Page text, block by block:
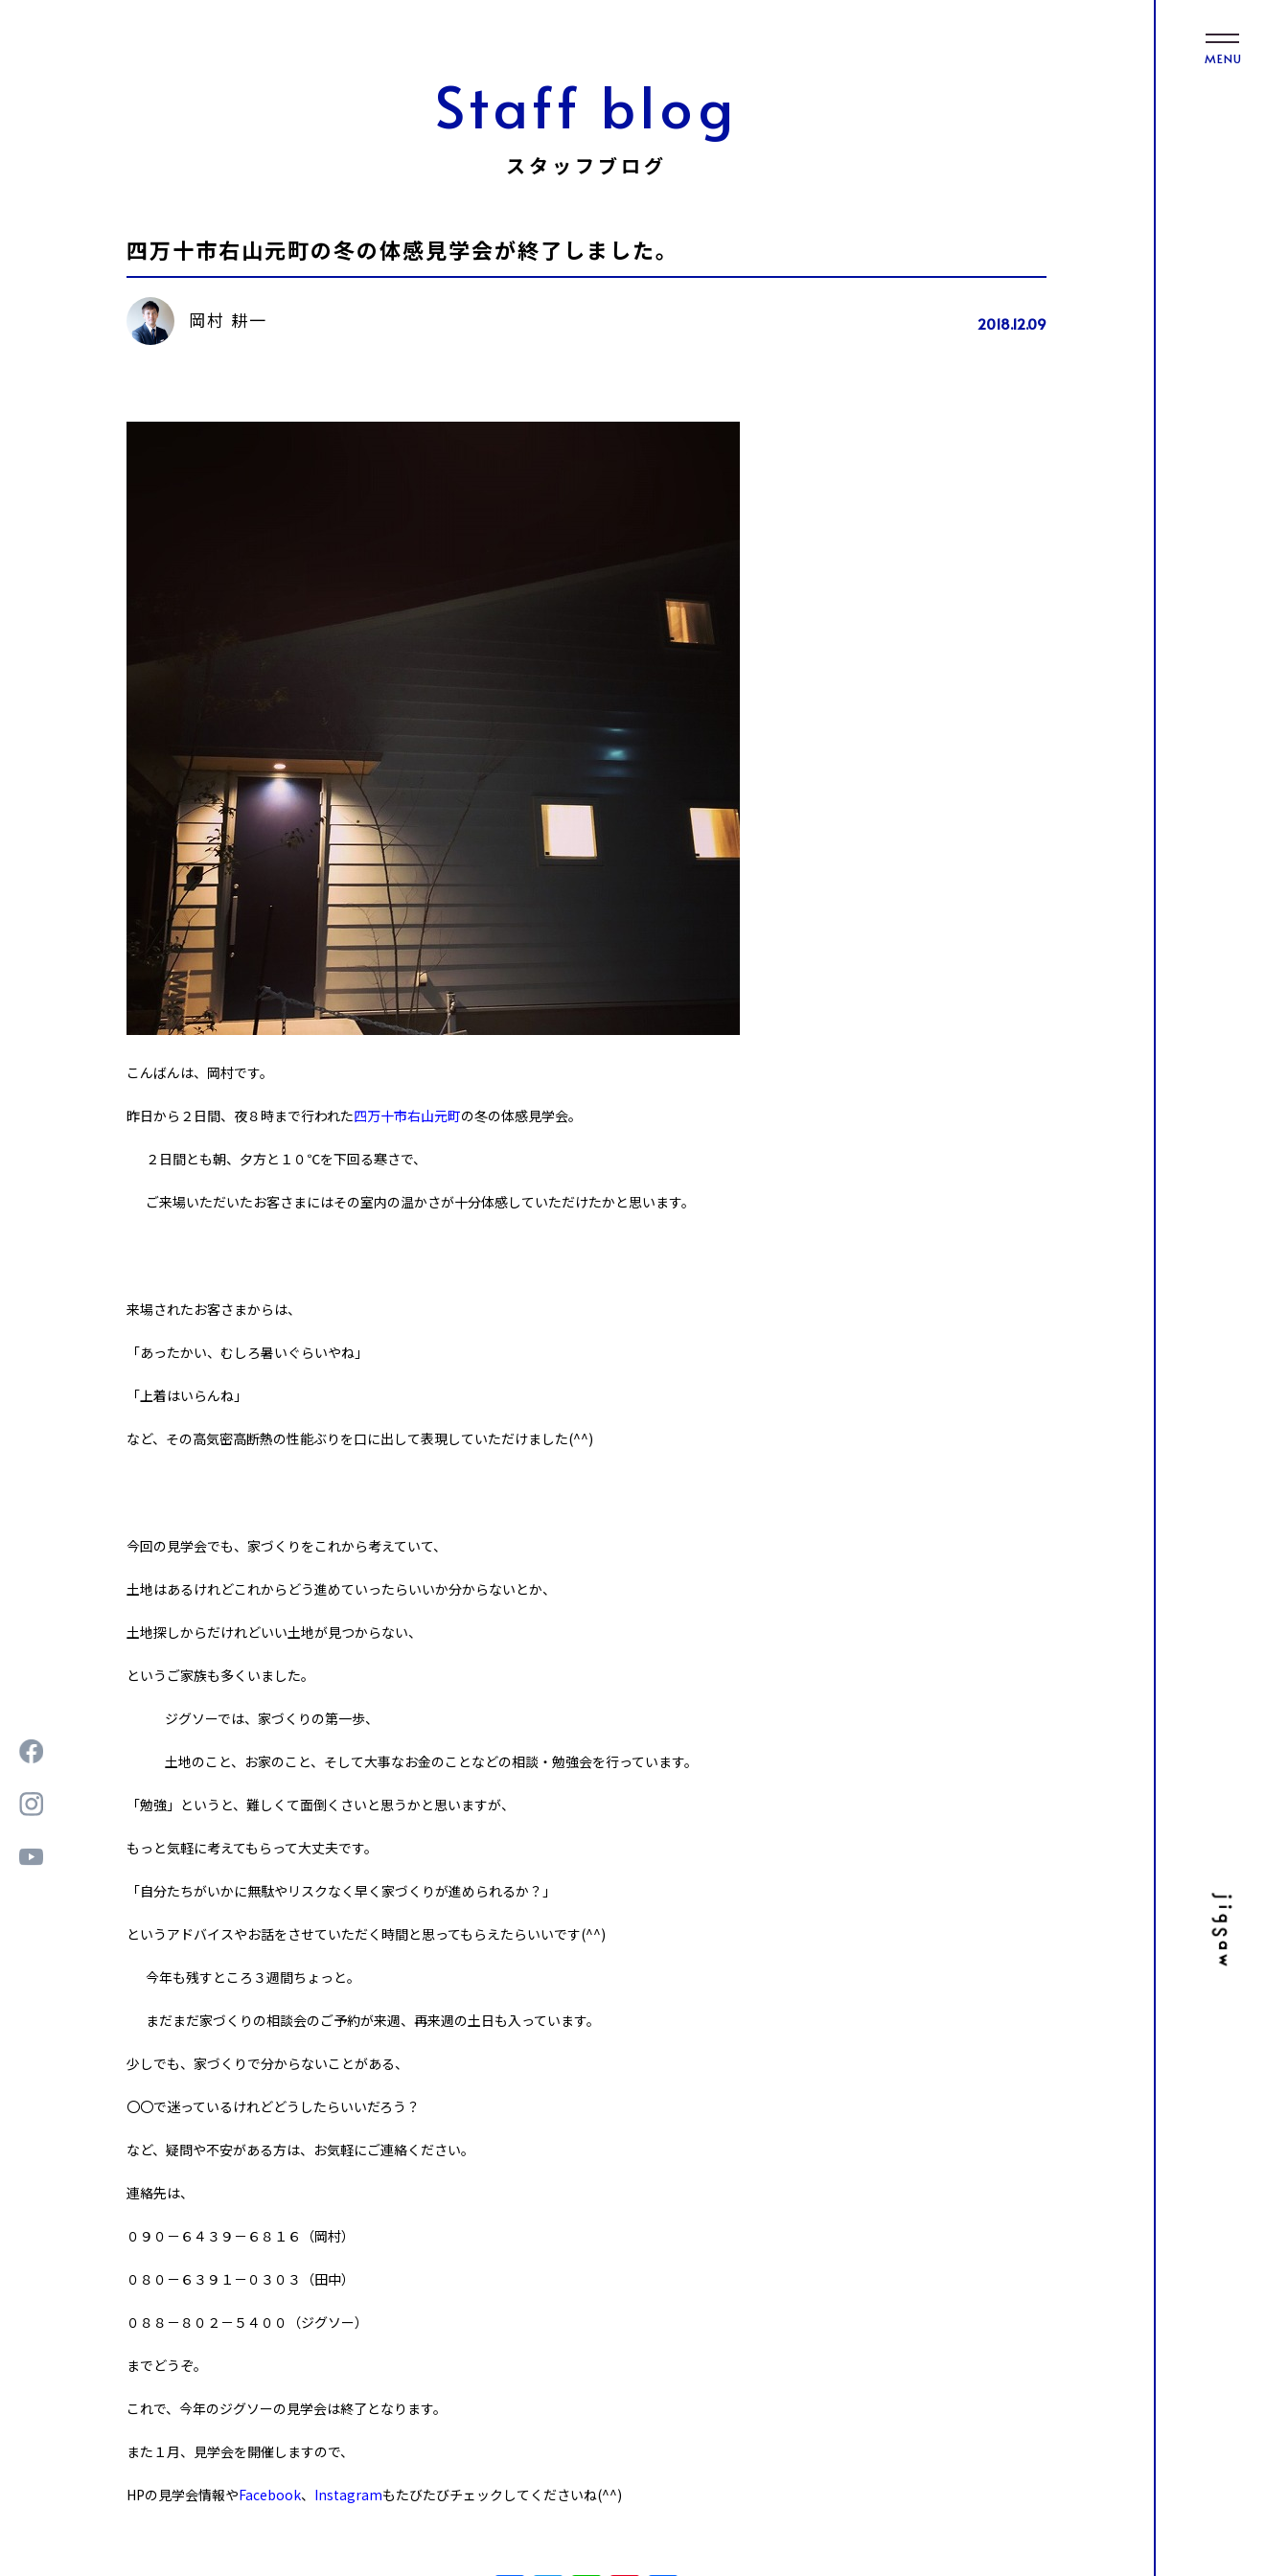
MENU
Staff blog
スタッフブログ
四万十市右山元町の冬の体感見学会が終了しました。
岡村 耕一 2018.12.09
こんばんは、岡村です。
昨日から２日間、夜８時まで行われた四万十市右山元町の冬の体感見学会。
２日間とも朝、夕方と１０℃を下回る寒さで、
ご来場いただいたお客さまにはその室内の温かさが十分体感していただけたかと思います。
来場されたお客さまからは、
「あったかい、むしろ暑いぐらいやね」
「上着はいらんね」
など、その高気密高断熱の性能ぶりを口に出して表現していただけました(^^)
今回の見学会でも、家づくりをこれから考えていて、
土地はあるけれどこれからどう進めていったらいいか分からないとか、
土地探しからだけれどいい土地が見つからない、
というご家族も多くいました。
ジグソーでは、家づくりの第一歩、
土地のこと、お家のこと、そして大事なお金のことなどの相談・勉強会を行っています。
「勉強」というと、難しくて面倒くさいと思うかと思いますが、
もっと気軽に考えてもらって大丈夫です。
「自分たちがいかに無駄やリスクなく早く家づくりが進められるか？」
というアドバイスやお話をさせていただく時間と思ってもらえたらいいです(^^)
今年も残すところ３週間ちょっと。
まだまだ家づくりの相談会のご予約が来週、再来週の土日も入っています。
少しでも、家づくりで分からないことがある、
〇〇で迷っているけれどどうしたらいいだろう？
など、疑問や不安がある方は、お気軽にご連絡ください。
連絡先は、
０９０－６４３９－６８１６（岡村）
０８０－６３９１－０３０３（田中）
０８８－８０２－５４００（ジグソー）
までどうぞ。
これで、今年のジグソーの見学会は終了となります。
また１月、見学会を開催しますので、
HPの見学会情報やFacebook、 Instagramもたびたびチェックしてくださいね(^^)